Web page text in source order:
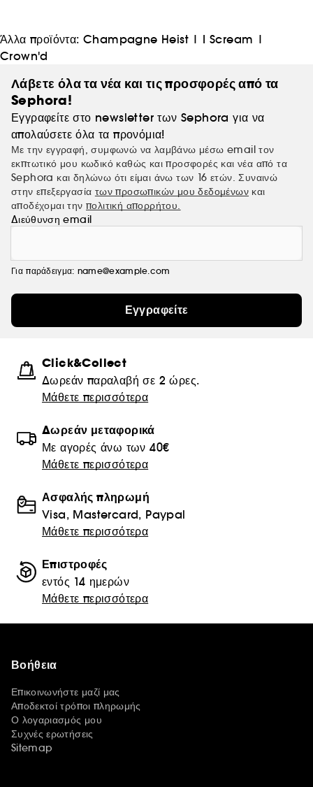
Άλλα προϊόντα: Champagne Heist | I Scream |
Crown'd
Λάβετε όλα τα νέα και τις προσφορές από τα
Sephora!
Εγγραφείτε στο newsletter των Sephora για να
απολαύσετε όλα τα προνόμια!
Με την εγγραφή, συμφωνώ να λαμβάνω μέσω email τον
εκπτωτικό μου κωδικό καθώς και προσφορές και νέα από τα
Sephora και δηλώνω ότι είμαι άνω των 16 ετών. Συναινώ
στην επεξεργασία των προσωπικών μου δεδομένων και
αποδέχομαι την πολιτική απορρήτου.
Διεύθυνση email
Για παράδειγμα: name@example.com
Εγγραφείτε
Click&Collect
Δωρεάν παραλαβή σε 2 ώρες.
Μάθετε περισσότερα
Δωρεάν μεταφορικά
Με αγορές άνω των 40€
Μάθετε περισσότερα
Ασφαλής πληρωμή
Visa, Mastercard, Paypal
Μάθετε περισσότερα
Επιστροφές
εντός 14 ημερών
Μάθετε περισσότερα
Βοήθεια
Επικοινωνήστε μαζί μας
Αποδεκτοί τρόποι πληρωμής
Ο λογαριασμός μου
Συχνές ερωτήσεις
Sitemap